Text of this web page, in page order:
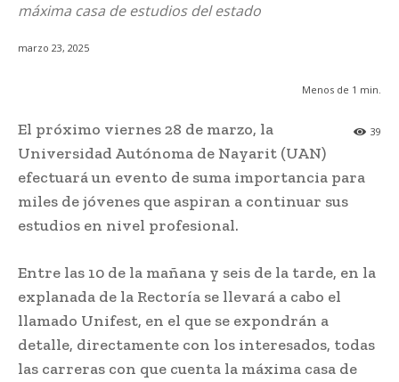
máxima casa de estudios del estado
marzo 23, 2025
Menos de 1 min.
39
El próximo viernes 28 de marzo, la
Universidad Autónoma de Nayarit (UAN)
efectuará un evento de suma importancia para
miles de jóvenes que aspiran a continuar sus
estudios en nivel profesional.
Entre las 10 de la mañana y seis de la tarde, en la
explanada de la Rectoría se llevará a cabo el
llamado Unifest, en el que se expondrán a
detalle, directamente con los interesados, todas
las carreras con que cuenta la máxima casa de